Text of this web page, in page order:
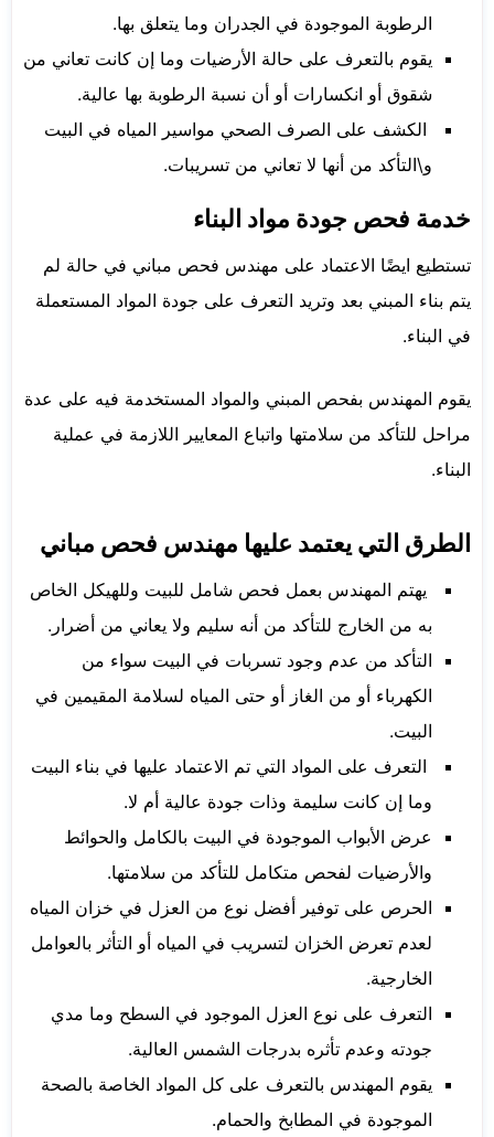
الرطوبة الموجودة في الجدران وما يتعلق بها.
يقوم بالتعرف على حالة الأرضيات وما إن كانت تعاني من
شقوق أو انكسارات أو أن نسبة الرطوبة بها عالية.
الكشف على الصرف الصحي مواسير المياه في البيت
و\التأكد من أنها لا تعاني من تسريبات.
خدمة فحص جودة مواد البناء
تستطيع ايضًا الاعتماد على مهندس فحص مباني في حالة لم
يتم بناء المبني بعد وتريد التعرف على جودة المواد المستعملة
في البناء.
يقوم المهندس بفحص المبني والمواد المستخدمة فيه على عدة
مراحل للتأكد من سلامتها واتباع المعايير اللازمة في عملية
البناء.
الطرق التي يعتمد عليها مهندس فحص مباني
يهتم المهندس بعمل فحص شامل للبيت وللهيكل الخاص
به من الخارج للتأكد من أنه سليم ولا يعاني من أضرار.
التأكد من عدم وجود تسربات في البيت سواء من
الكهرباء أو من الغاز أو حتى المياه لسلامة المقيمين في
البيت.
التعرف على المواد التي تم الاعتماد عليها في بناء البيت
وما إن كانت سليمة وذات جودة عالية أم لا.
عرض الأبواب الموجودة في البيت بالكامل والحوائط
والأرضيات لفحص متكامل للتأكد من سلامتها.
الحرص على توفير أفضل نوع من العزل في خزان المياه
لعدم تعرض الخزان لتسريب في المياه أو التأثر بالعوامل
الخارجية.
التعرف على نوع العزل الموجود في السطح وما مدي
جودته وعدم تأثره بدرجات الشمس العالية.
يقوم المهندس بالتعرف على كل المواد الخاصة بالصحة
الموجودة في المطابخ والحمام.